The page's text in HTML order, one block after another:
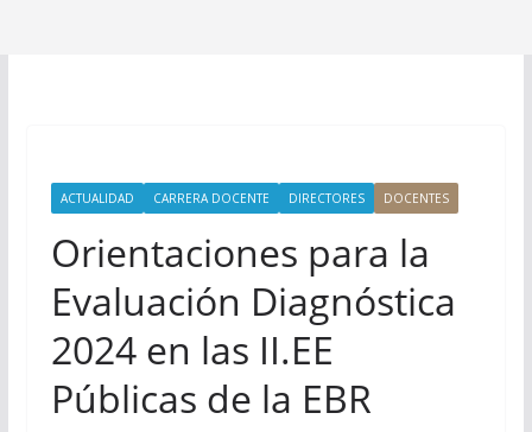
ACTUALIDAD CARRERA DOCENTE DIRECTORES DOCENTES
Orientaciones para la
Evaluación Diagnóstica
2024 en las II.EE
Públicas de la EBR